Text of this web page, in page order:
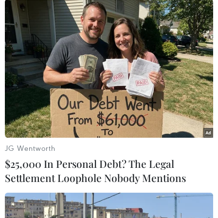
nòng cốt của Các lực lượng dân chủ Syria (SDF)
có liên quan tới đảng Công nhân người Kurd
(PKK) vốn bị chính quyền Ankara đặt ngoài
vòng pháp luật, khỏi vùng an toàn 30 km giữa
Thổ Nhĩ Kỳ và Syria.
Ông cảnh báo Thổ Nhĩ Kỳ sẽ làm bất cứ điều gì
cần thiết ở Bắc Syria để đảm bảo an ninh./.
(TTXVN/Vietnam+)
JG Wentworth
$25,000 In Personal Debt? The Legal
Settlement Loophole Nobody Mentions